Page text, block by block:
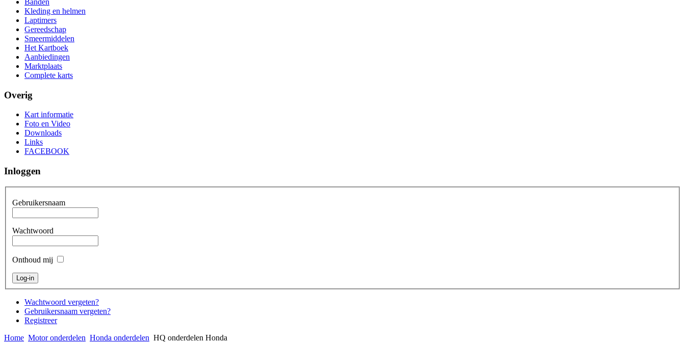
Kleding en helmen
Laptimers
Gereedschap
Smeermiddelen
Het Kartboek
Aanbiedingen
Marktplaats
Complete karts
Overig
Kart informatie
Foto en Video
Downloads
Links
FACEBOOK
Inloggen
Gebruikersnaam
Wachtwoord
Onthoud mij
Wachtwoord vergeten?
Gebruikersnaam vergeten?
Registreer
Home Motor onderdelen Honda onderdelen HQ onderdelen Honda